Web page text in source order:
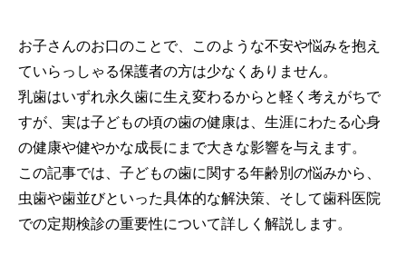
お子さんのお口のことで、このような不安や悩みを抱え
ていらっしゃる保護者の方は少なくありません。
乳歯はいずれ永久歯に生え変わるからと軽く考えがちで
すが、実は子どもの頃の歯の健康は、生涯にわたる心身
の健康や健やかな成長にまで大きな影響を与えます。
この記事では、子どもの歯に関する年齢別の悩みから、
虫歯や歯並びといった具体的な解決策、そして歯科医院
での定期検診の重要性について詳しく解説します。